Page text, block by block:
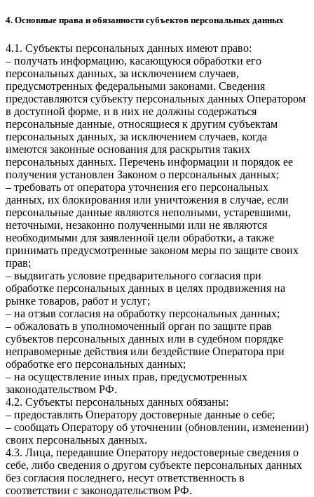
4. Основные права и обязанности субъектов персональных данных
4.1. Субъекты персональных данных имеют право:
– получать информацию, касающуюся обработки его
персональных данных, за исключением случаев,
предусмотренных федеральными законами. Сведения
предоставляются субъекту персональных данных Оператором
в доступной форме, и в них не должны содержаться
персональные данные, относящиеся к другим субъектам
персональных данных, за исключением случаев, когда
имеются законные основания для раскрытия таких
персональных данных. Перечень информации и порядок ее
получения установлен Законом о персональных данных;
– требовать от оператора уточнения его персональных
данных, их блокирования или уничтожения в случае, если
персональные данные являются неполными, устаревшими,
неточными, незаконно полученными или не являются
необходимыми для заявленной цели обработки, а также
принимать предусмотренные законом меры по защите своих
прав;
– выдвигать условие предварительного согласия при
обработке персональных данных в целях продвижения на
рынке товаров, работ и услуг;
– на отзыв согласия на обработку персональных данных;
– обжаловать в уполномоченный орган по защите прав
субъектов персональных данных или в судебном порядке
неправомерные действия или бездействие Оператора при
обработке его персональных данных;
– на осуществление иных прав, предусмотренных
законодательством РФ.
4.2. Субъекты персональных данных обязаны:
– предоставлять Оператору достоверные данные о себе;
– сообщать Оператору об уточнении (обновлении, изменении)
своих персональных данных.
4.3. Лица, передавшие Оператору недостоверные сведения о
себе, либо сведения о другом субъекте персональных данных
без согласия последнего, несут ответственность в
соответствии с законодательством РФ.